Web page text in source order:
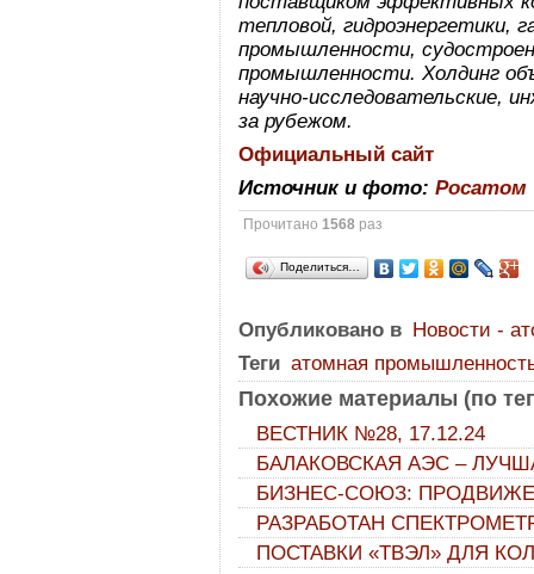
тепловой, гидроэнергетики,
промышленности,
промышленности. Холдинг
научно-исследовательские,
за рубежом.
Официальный сайт
Источник и фото:Росатом
Прочитано1568 раз
Поделиться…
Опубликовано в Новости -
Теги атомная
Похожие материалы (по
ВЕСТНИК №28, 17.12.24
БАЛАКОВСКАЯ АЭС –
БИЗНЕС-СОЮЗ:
РАЗРАБОТАН
ПОСТАВКИ «ТВЭЛ» ДЛЯ